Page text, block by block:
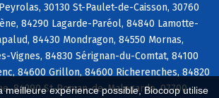
meilleure expérience possible, Biocoop utilise
30130 St-Paulet-de-Caisson, 30760
84290 Lagarde-Paréol, 84840 Lamotte-
84430 Mondragon, 84550 Mornas,
Vignes, 84830 Sérignan-du-Comtat, 84100
84600 Grillon, 84600 Richerenches, 84820
84290 St-Roman-de-Malegarde, 07700